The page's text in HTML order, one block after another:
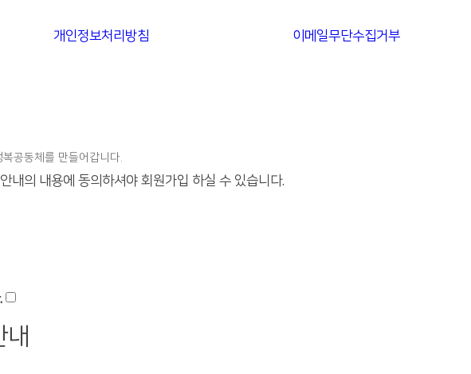
개인정보처리방침 이메일무단수집거부
공동체를 만들어갑니다.
내의 내용에 동의하셔야 회원가입 하실 수 있습니다.
내